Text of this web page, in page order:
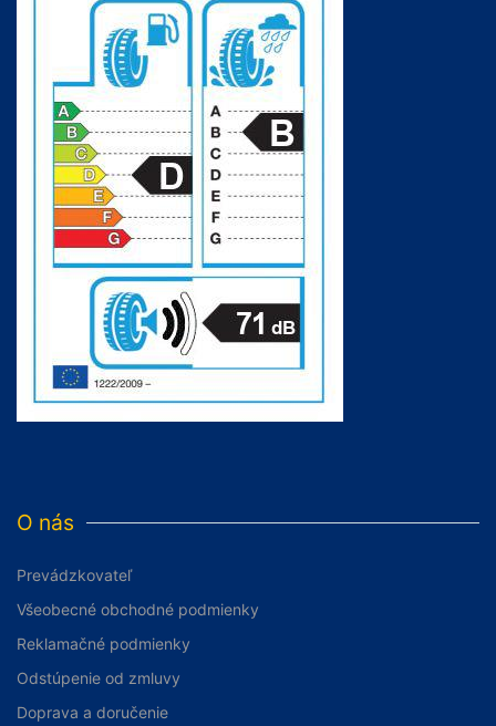
O nás
Prevádzkovateľ
Všeobecné obchodné podmienky
Reklamačné podmienky
Odstúpenie od zmluvy
Doprava a doručenie